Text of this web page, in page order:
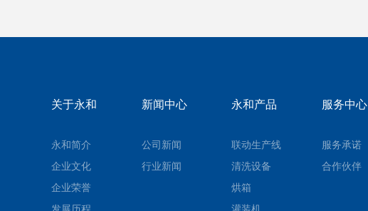
关于永和
永和简介
企业文化
企业荣誉
新闻中心
公司新闻
行业新闻
永和产品
联动生产线
清洗设备
烘箱
服务中心
服务承诺
合作伙伴